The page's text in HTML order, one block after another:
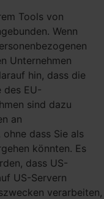
Tools von
Wenn
Unternehmen
hin, dass die
des EU-
sind dazu
an
dass Sie als
könnten. Es
dass US-
US-Servern
verarbeiten,